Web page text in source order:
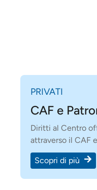
PRIVATI
CAF e
Diritti al Centro
attraverso il CAF
Scopri di più